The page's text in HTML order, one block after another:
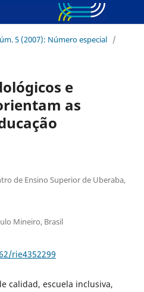
5 (2007): Número especial /
e
as
de Ensino Superior de Uberaba,
Mineiro, Brasil
rie4352299
calidad, escuela inclusiva,